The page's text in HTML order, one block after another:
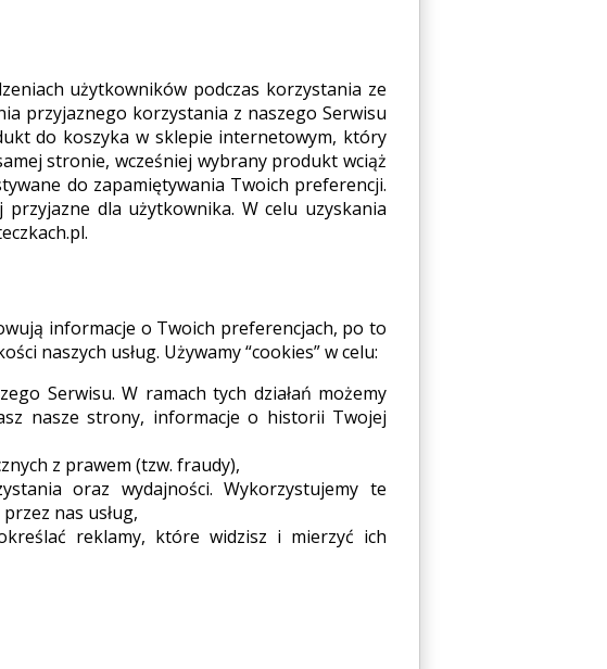
użytkowników podczas korzystania ze
przyjaznego korzystania z naszego Serwisu
do koszyka w sklepie internetowym, który
stronie, wcześniej wybrany produkt wciąż
do zapamiętywania Twoich preferencji.
dla użytkownika. W celu uzyskania
informacje o Twoich preferencjach, po to
naszych usług. Używamy “cookies” w celu:
Serwisu. W ramach tych działań możemy
nasze strony, informacje o historii Twojej
z prawem (tzw. fraudy),
oraz wydajności. Wykorzystujemy te
nas usług,
reklamy, które widzisz i mierzyć ich